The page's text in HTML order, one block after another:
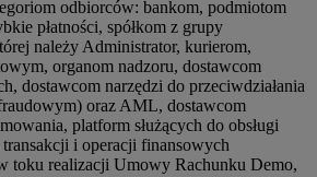
odbiorców: bankom, podmiotom
płatności, spółkom z grupy
należy Administrator, kurierom,
organom nadzoru, dostawcom
dostawcom narzędzi do przeciwdziałania
oraz AML, dostawcom
platform służących do obsługi
i operacji finansowych
toku realizacji Umowy Rachunku Demo,